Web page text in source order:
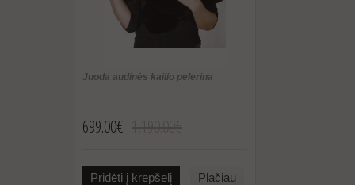
Juoda audinės kailio pelerina
699.00€
Pridėti į krepšelį Plačiau